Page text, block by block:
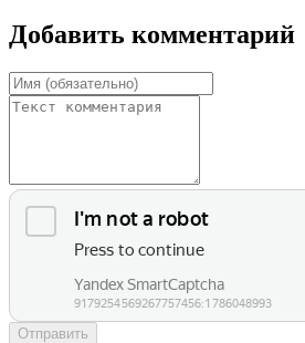
Добавить комментарий
Отправить